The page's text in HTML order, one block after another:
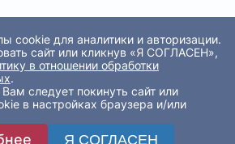
cookie для аналитики и авторизации.
сайт или кликнув «Я СОГЛАСЕН»,
в отношении обработки
.
следует покинуть сайт или
в настройках браузера и/или
Я СОГЛАСЕН